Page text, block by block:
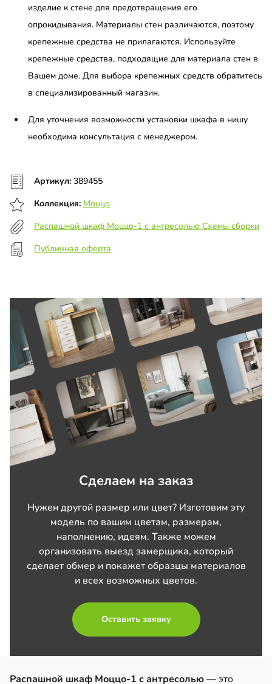
изделие к стене для предотвращения его
опрокидывания. Материалы стен различаются, поэтому
крепежные средства не прилагаются. Используйте
крепежные средства, подходящие для материала стен в
Вашем доме. Для выбора крепежных средств обратитесь
в специализированный магазин.
Для уточнения возможности установки шкафа в нишу
необходима консультация с менеджером.
Артикул: 389455
Коллекция: Моццо
Распашной шкаф Моццо-1 с антресолью Схемы сборки
Публичная оферта
Сделаем на заказ
Нужен другой размер или цвет? Изготовим эту
модель по вашим цветам, размерам,
наполнению, идеям. Также можем
организовать выезд замерщика, который
сделает обмер и покажет образцы материалов
и всех возможных цветов.
Оставить заявку
Распашной шкаф Моццо-1 с антресолью— это